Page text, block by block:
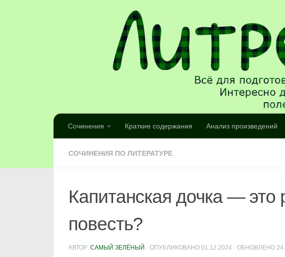
Сочинения Краткие содержания Анализ произведений
СОЧИНЕНИЯ ПО ЛИТЕРАТУРЕ
Капитанская дочка — это
повесть?
АВТОР: САМЫЙ ЗЕЛЁНЫЙ · ОПУБЛИКОВАНО 01.12.2024 · ОБНОВЛЕНО